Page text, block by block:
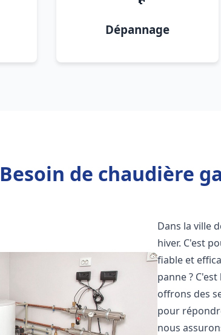
Dépannage
Besoin de chaudière
Dans la ville
hiver. C'est
fiable et
panne ?
offrons des
pour
nous